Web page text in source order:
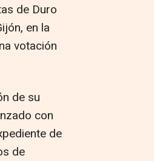
de Duro
en la
votación
de su
con
de
de